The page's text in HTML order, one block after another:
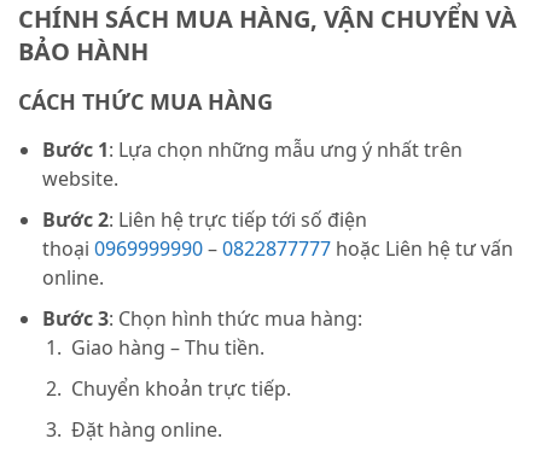
CHÍNH SÁCH MUA HÀNG, VẬN CHUYỂN VÀ
BẢO HÀNH
CÁCH THỨC MUA HÀNG
Bước 1: Lựa chọn những mẫu ưng ý nhất trên
website.
Bước 2: Liên hệ trực tiếp tới số điện
thoại 0969999990–0822877777 hoặc Liên hệ tư vấn
online.
Bước 3: Chọn hình thức mua hàng:
Giao hàng – Thu tiền.
Chuyển khoản trực tiếp.
Đặt hàng online.